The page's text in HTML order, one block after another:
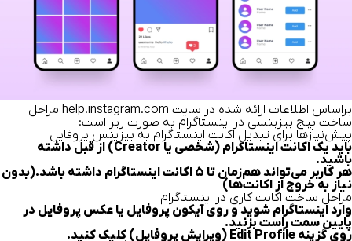
براساس اطلاعات ارائه شده در سایت
مراحل
ساخت پیج بیزینسی در اینستاگرام به صورت زیر است:
پیش‌نیازها برای تبدیل اکانت اینستاگرام به بیزینس پروفایل
باید یک اکانت اینستاگرام (شخصی یا Creator) از قبل داشته
باشید.
هر کاربر می‌تواند هم‌زمان تا ۵ اکانت اینستاگرام داشته باشد.(بدون
نیاز به خروج از اکانت‌ها)
مراحل ساخت اکانت کاری در اینستاگرام
وارد اینستاگرام شوید و روی آیکون پروفایل یا عکس پروفایل در
پایین سمت راست بزنید.
روی گزینه Edit Profile (ویرایش پروفایل) کلیک کنید.